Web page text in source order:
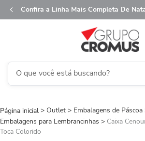
Confira a Linha Mais Completa De
O que você está buscando?
Outlet
Embalagens de Páscoa
Embalagens para Lembrancinhas
Caixa
Toca Colorido
1º
fita